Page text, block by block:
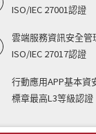
ISO/IEC 27001認證
雲端服務資訊安全管
ISO/IEC 27017認證
行動應用APP基本資
標章最高L3等級認證